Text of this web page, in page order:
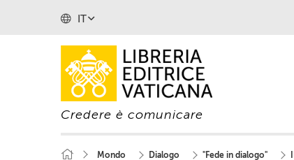
IT
Credere è comunicare
Mondo Dialogo "Fede in dialogo"